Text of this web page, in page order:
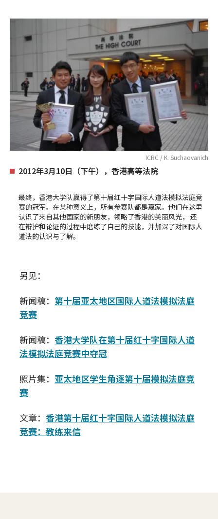
ICRC / K. Suchaovanich
2012年3月10日（下午），香港高等法院
最终，香港大学队赢得了第十届红十字国际人道法模拟法庭竞
赛的冠军。在某种意义上，所有参赛队都是赢家。他们在这里
认识了来自其他国家的新朋友，领略了香港的美丽风光， 还
在辩护和论证的过程中磨练了自己的技能，并加深了对国际人
道法的认识与了解。
另见：
新闻稿： 第十届亚太地区国际人道法模拟法庭
竞赛
新闻稿： 香港大学队在第十届红十字国际人道
法模拟法庭竞赛中夺冠
照片集： 亚太地区学生角逐第十届模拟法庭竞
赛
文章： 香港第十届红十字国际人道法模拟法庭
竞赛：教练来信